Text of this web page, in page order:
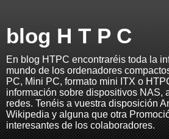
blog H T P C
En blog HTPC encontraréis toda la
mundo de los ordenadores
PC, Mini PC, formato mini ITX o
información sobre dispositivos NAS,
redes. Tenéis a vuestra disposición
Wikipedia y alguna que otra
interesantes de los colaboradores.